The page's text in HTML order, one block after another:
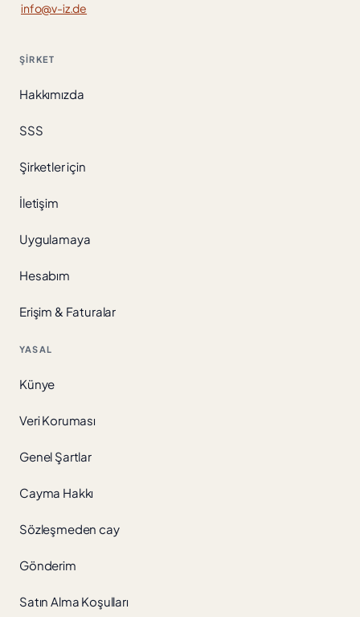
info@v-iz.de
ŞIRKET
Hakkımızda
SSS
Şirketler için
İletişim
Uygulamaya
Hesabım
Erişim & Faturalar
YASAL
Künye
Veri Koruması
Genel Şartlar
Cayma Hakkı
Sözleşmeden cay
Gönderim
Satın Alma Koşulları